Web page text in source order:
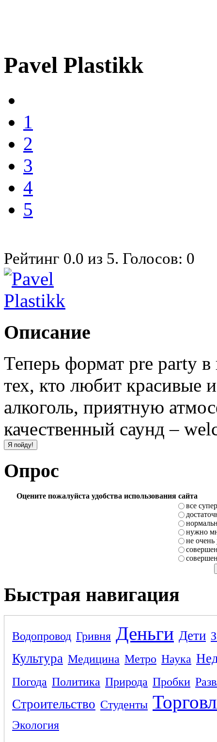
Pavel Plastikk
1
2
3
4
5
Рейтинг 0.0 из 5. Голосов: 0
Описание
Теперь формат pre party
тех, кто любит красивые
алкоголь, приятную
качественный саунд –
Опрос
Оцените пожалуйста удобства использования сайта
все супер
нужно
не очень
Быстрая навигация
Водопровод Гривня Деньги Дети
Культура Медицина Метро Наука
Погода Политика Природа Пробки
Строительство Студенты
Экология